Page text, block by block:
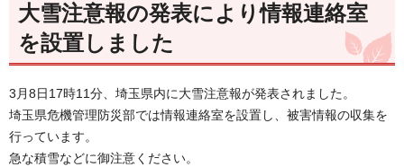
大雪注意報の発表により情報連絡室
を設置しました
3月8日17時11分、埼玉県内に大雪注意報が発表されました。
埼玉県危機管理防災部では情報連絡室を設置し、被害情報の収集を
行っています。
急な積雪などに御注意ください。